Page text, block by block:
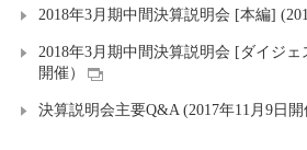
2018年3月期中間決算説明会 [本編]
2018年3月期中間決算説明会 [ダイジェ
開催）
決算説明会主要Q&A (2017年11月9日開